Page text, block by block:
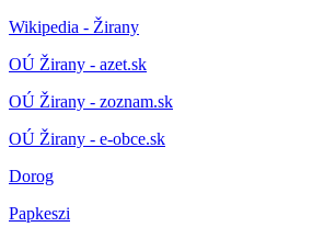
Wikipedia - Žirany
OÚ Žirany - azet.sk
OÚ Žirany - zoznam.sk
OÚ Žirany - e-obce.sk
Dorog
Papkeszi